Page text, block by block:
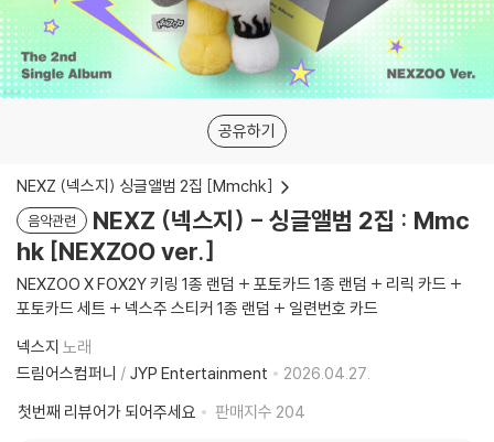
공유하기
NEXZ (넥스지) 싱글앨범 2집 [Mmchk]
음악관련
NEXZ (넥스지) - 싱글앨범 2집 : Mmc
hk [NEXZOO ver.]
NEXZOO X FOX2Y 키링 1종 랜덤 + 포토카드 1종 랜덤 + 리릭 카드 +
포토카드 세트 + 넥스주 스티커 1종 랜덤 + 일련번호 카드
넥스지 노래
드림어스컴퍼니 / JYP Entertainment
2026.04.27.
첫번째 리뷰어가 되어주세요
판매지수 204